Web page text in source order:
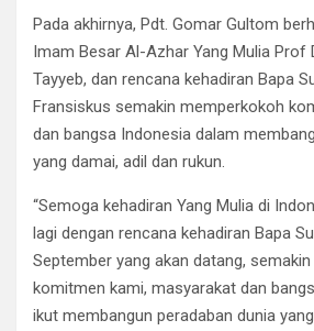
Pada akhirnya, Pdt. Gomar Gultom
Imam Besar Al-Azhar Yang Mulia Prof
Tayyeb, dan rencana kehadiran Bapa
Fransiskus semakin memperkokoh
dan bangsa Indonesia dalam
yang damai, adil dan rukun.
“Semoga kehadiran Yang Mulia di
lagi dengan rencana kehadiran Bapa
September yang akan datang,
komitmen kami, masyarakat dan
ikut membangun peradaban dunia